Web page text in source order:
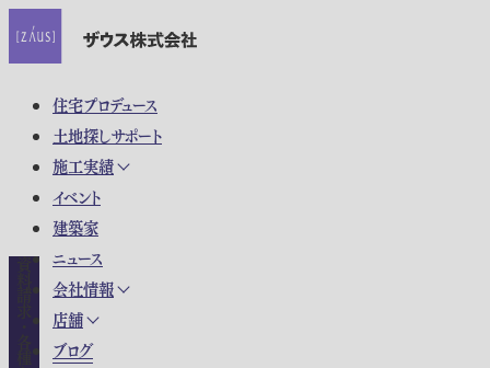
住宅プロデュース
土地探しサポート
施工実績
イベント
建築家
ニュース
会社情報
店舗
ブログ